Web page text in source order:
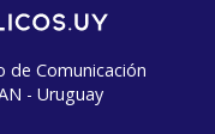
de Comunicación
- Uruguay